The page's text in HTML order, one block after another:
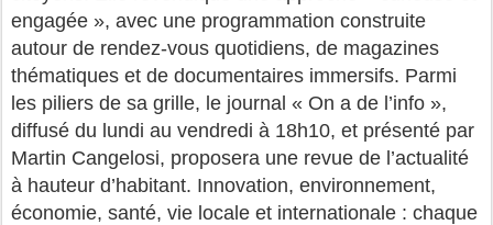
engagée », avec une programmation construite
autour de rendez-vous quotidiens, de magazines
thématiques et de documentaires immersifs. Parmi
les piliers de sa grille, le journal « On a de l’info »,
diffusé du lundi au vendredi à 18h10, et présenté par
Martin Cangelosi, proposera une revue de l’actualité
à hauteur d’habitant. Innovation, environnement,
économie, santé, vie locale et internationale : chaque